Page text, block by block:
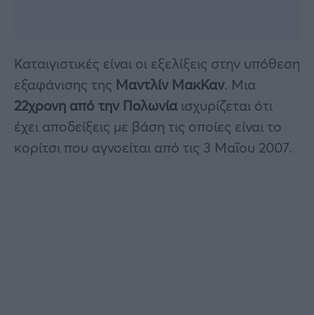
Καταιγιστικές είναι οι εξελίξεις στην υπόθεση
εξαφάνισης της Μαντλίν ΜακΚαν. Μια
22χρονη από την Πολωνίαισχυρίζεται ότι
έχει αποδείξεις με βάση τις οποίες είναι το
κορίτσι που αγνοείται από τις 3 Μαΐου 2007.